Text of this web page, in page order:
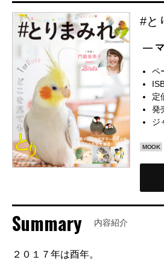
#と
— マ
ペ
定
発
ジ
MOOK
Summary 内容紹介
２０１７年は酉年。